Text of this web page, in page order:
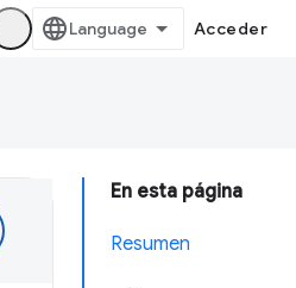
Acceder
En esta página
Resumen